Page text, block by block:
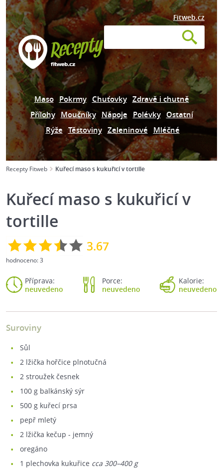
Fitweb.cz
Maso Pokrmy Chuťovky Zdravě i chutně
Přílohy Moučníky Nápoje Polévky Ostatní
Rýže Těstoviny Zeleninové Mléčné
Recepty Fitweb Kuřecí maso s kukuřicí v tortille
Kuřecí maso s kukuřicí v
tortille
3.67
hodnoceno:3
Příprava:
neuvedeno
Porce:
neuvedeno
Kalorie:
neuvedeno
Suroviny
sůl
2 lžička hořčice plnotučná
2 stroužek česnek
100 g balkánský sýr
500 g kuřecí prsa
pepř mletý
2 lžička kečup - jemný
oregáno
1 plechovka kukuřice cca 300–400 g